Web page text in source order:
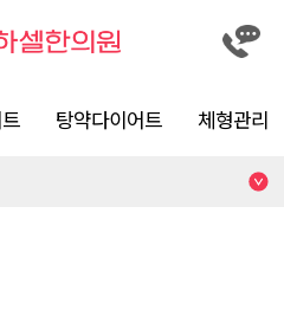
탕약다이어트 체형관리